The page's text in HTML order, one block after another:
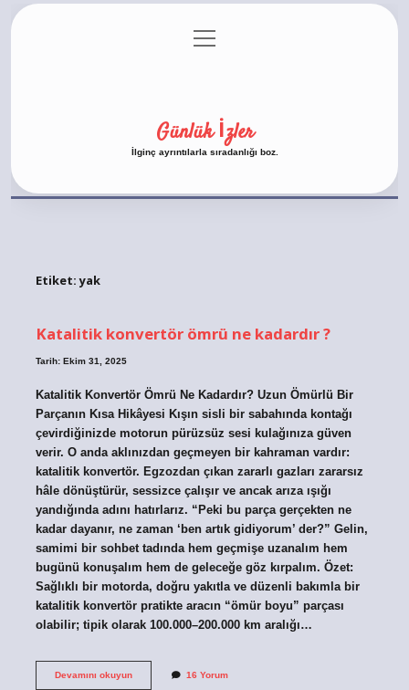
Gizlilik Politikası
menüyü
aç
Günlük İzler
İlginç ayrıntılarla sıradanlığı boz.
Etiket:yak
Katalitik konvertör ömrü ne kadardır ?
Tarih: Ekim 31, 2025
Katalitik Konvertör Ömrü Ne Kadardır? Uzun Ömürlü Bir
Parçanın Kısa Hikâyesi Kışın sisli bir sabahında kontağı
çevirdiğinizde motorun pürüzsüz sesi kulağınıza güven
verir. O anda aklınızdan geçmeyen bir kahraman vardır:
katalitik konvertör. Egzozdan çıkan zararlı gazları zararsız
hâle dönüştürür, sessizce çalışır ve ancak arıza ışığı
yandığında adını hatırlarız. “Peki bu parça gerçekten ne
kadar dayanır, ne zaman ‘ben artık gidiyorum’ der?” Gelin,
samimi bir sohbet tadında hem geçmişe uzanalım hem
bugünü konuşalım hem de geleceğe göz kırpalım. Özet:
Sağlıklı bir motorda, doğru yakıtla ve düzenli bakımla bir
katalitik konvertör pratikte aracın “ömür boyu” parçası
olabilir; tipik olarak 100.000–200.000 km aralığı…
Devamını okuyunKatalitik
16 Yorum